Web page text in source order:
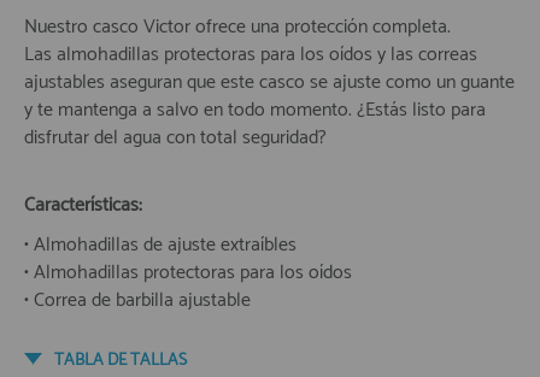
Nuestro casco Victor ofrece una protección completa.
Las almohadillas protectoras para los oídos y las correas
ajustables aseguran que este casco se ajuste como un guante
y te mantenga a salvo en todo momento. ¿Estás listo para
disfrutar del agua con total seguridad?
Características:
• Almohadillas de ajuste extraíbles
• Almohadillas protectoras para los oídos
• Correa de barbilla ajustable
TABLA DE TALLAS